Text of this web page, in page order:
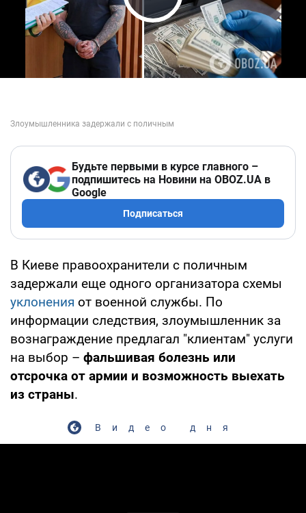
Play Video
Будьте первыми в курсе главного –
подпишитесь на Новини на OBOZ.UA в
Google
Подписаться
В Киеве правоохранители с поличным
задержали еще одного организатора схемы
уклонения от военной службы. По
информации следствия, злоумышленник за
вознаграждение предлагал "клиентам" услуги
на выбор – фальшивая болезнь или
отсрочка от армии и возможность выехать
из страны.
Видео дня